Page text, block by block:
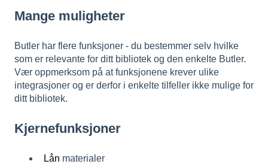
Mange muligheter
Butler har flere funksjoner - du bestemmer selv hvilke
som er relevante for ditt bibliotek og den enkelte Butler.
Vær oppmerksom på at funksjonene krever ulike
integrasjoner og er derfor i enkelte tilfeller ikke mulige for
ditt bibliotek.
Kjernefunksjoner
Lån materialer